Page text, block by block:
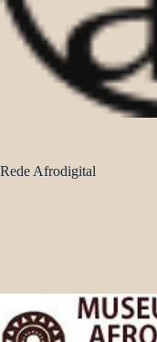
Rede Afrodigital